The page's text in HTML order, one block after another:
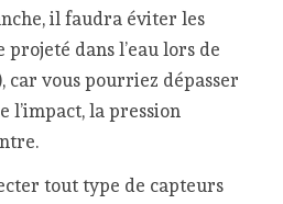
il faudra éviter les
projeté dans l’eau lors de
car vous pourriez dépasser
l’impact, la pression
tout type de capteurs